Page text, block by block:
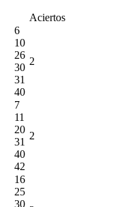
Aciertos
6
10
26
30
31
40
2
7
11
20
31
40
42
2
16
25
30